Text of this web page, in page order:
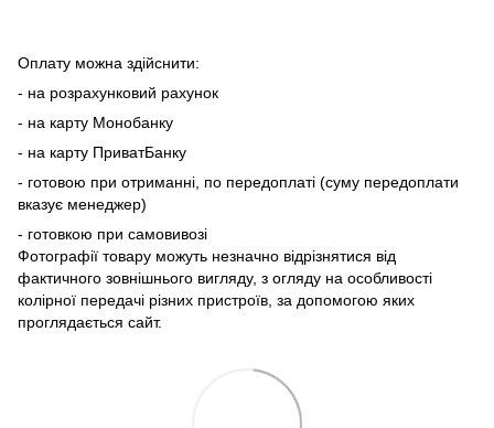
Оплату можна здійснити:
- на розрахунковий рахунок
- на карту Монобанку
- на карту ПриватБанку
- готовою при отриманні, по передоплаті (суму передоплати
вказує менеджер)
- готовкою при самовивозі
Фотографії товару можуть незначно відрізнятися від
фактичного зовнішнього вигляду, з огляду на особливості
колірної передачі різних пристроїв, за допомогою яких
проглядається сайт.